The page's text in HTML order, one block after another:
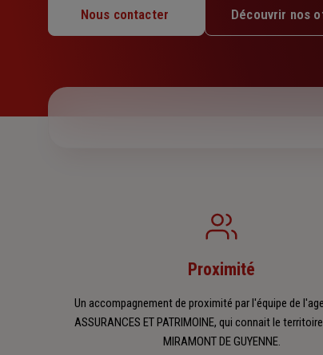
Lundi : 09h – 12h / 14h – 18h
Mardi : 09h – 12h / 14h – 18h
Vendredi : 09h – 12h / 14h – 18h
Nous contacter Découvrir nos
Proximité
Un accompagnement de proximité par l'équipe de
ASSURANCES ET PATRIMOINE, qui connait le
MIRAMONT DE GUYENNE.